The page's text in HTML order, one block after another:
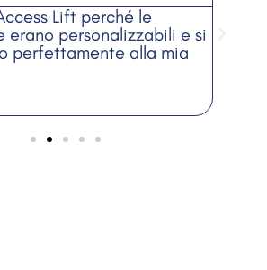
Lift perché le
erano personalizzabili e si
perfettamente alla mia